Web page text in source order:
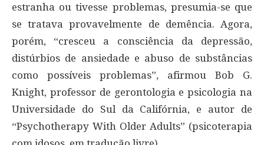
estranha ou tivesse problemas, presumia-se que
se tratava provavelmente de demência. Agora,
porém, “cresceu a consciência da depressão,
distúrbios de ansiedade e abuso de substâncias
como possíveis problemas”, afirmou Bob G.
Knight, professor de gerontologia e psicologia na
Universidade do Sul da Califórnia, e autor de
“Psychotherapy With Older Adults” (psicoterapia